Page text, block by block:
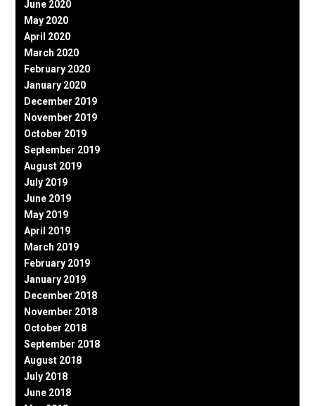
June 2020
May 2020
April 2020
March 2020
February 2020
January 2020
December 2019
November 2019
October 2019
September 2019
August 2019
July 2019
June 2019
May 2019
April 2019
March 2019
February 2019
January 2019
December 2018
November 2018
October 2018
September 2018
August 2018
July 2018
June 2018